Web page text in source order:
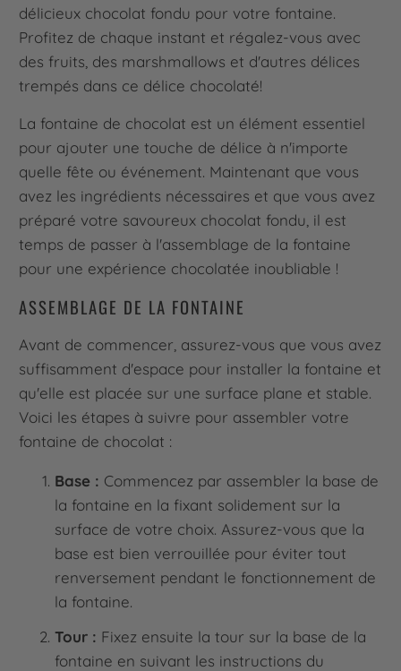
délicieux chocolat fondu pour votre fontaine.
Profitez de chaque instant et régalez-vous avec
des fruits, des marshmallows et d'autres délices
trempés dans ce délice chocolaté!
La fontaine de chocolat est un élément essentiel
pour ajouter une touche de délice à n'importe
quelle fête ou événement. Maintenant que vous
avez les ingrédients nécessaires et que vous avez
préparé votre savoureux chocolat fondu, il est
temps de passer à l'assemblage de la fontaine
pour une expérience chocolatée inoubliable !
ASSEMBLAGE DE LA FONTAINE
Avant de commencer, assurez-vous que vous avez
suffisamment d'espace pour installer la fontaine et
qu'elle est placée sur une surface plane et stable.
Voici les étapes à suivre pour assembler votre
fontaine de chocolat :
Base : Commencez par assembler la base de
la fontaine en la fixant solidement sur la
surface de votre choix. Assurez-vous que la
base est bien verrouillée pour éviter tout
renversement pendant le fonctionnement de
la fontaine.
Tour : Fixez ensuite la tour sur la base de la
fontaine en suivant les instructions du